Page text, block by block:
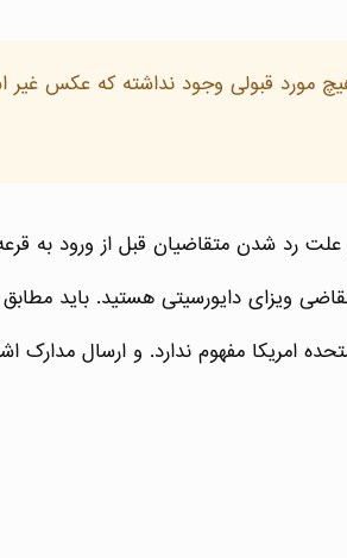
تا الان هیچ مورد قبولی وجود نداشته که
متحده امریکا مفهوم ندارد. و ارسال